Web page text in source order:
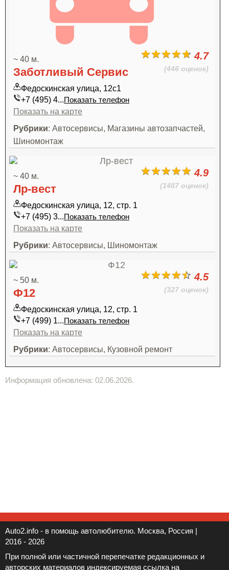
4.7
(446 оценок)
~ 40 м.
Заботливый Сервис
Федоскинская улица, 12с1
+7 (495) 4...Показать телефон
Показать на карте
Рубрики: Автосервисы, Магазины автозапчастей,
Шиномонтаж
4.9
(1487 оценок)
~ 40 м.
Лр-вест
Федоскинская улица, 12, стр. 1
+7 (495) 3...Показать телефон
Показать на карте
Рубрики: Автосервисы, Шиномонтаж
4.5
(327 оценок)
~ 50 м.
Ф12
Федоскинская улица, 12, стр. 1
+7 (499) 1...Показать телефон
Показать на карте
Рубрики: Автосервисы, Кузовной ремонт
Информация обновлена: 02.06.2026.
Auto2.info - в помощь автолюбителю. Москва, Россия |
2016 - 2026
При полной или частичной перепечатке редакционных и
авторских материалов индексируемая ссылка на